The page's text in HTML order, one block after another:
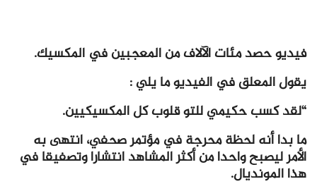
فيديو حصد مئات الآلاف من المعجبين في المكسيك.
يقول المعلق في الفيديو ما يلي :
“لقد كسب حكيمي للتو قلوب كل المكسيكيين.
ما بدا أنه لحظة محرجة في مؤتمر صحفي، انتهى به
الأمر ليصبح واحدا من أكثر المشاهد انتشارا وتصفيقا في
هذا المونديال.